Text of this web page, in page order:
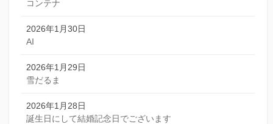
コンテナ
2026年1月30日
AI
2026年1月29日
雪だるま
2026年1月28日
誕生日にして結婚記念日でございます